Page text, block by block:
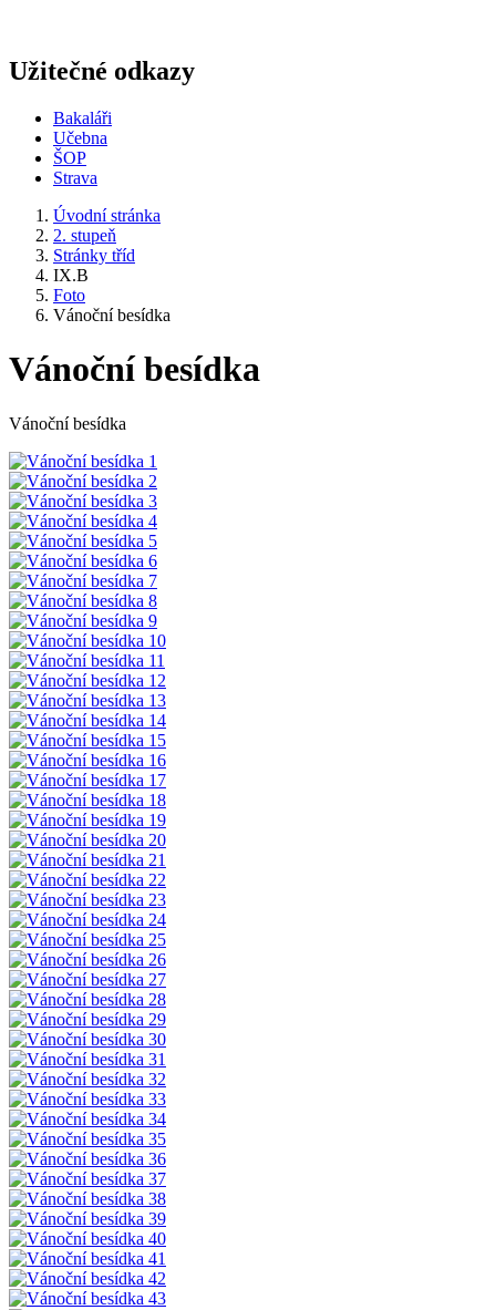
Užitečné odkazy
Bakaláři
Učebna
ŠOP
Strava
Úvodní stránka
2. stupeň
Stránky tříd
IX.B
Foto
Vánoční besídka
Vánoční besídka
Vánoční besídka